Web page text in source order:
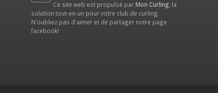
Ce site web est propulsé par Mon Curling, la
solution tout-en-un pour votre club de curling.
N'oubliez pas d'aimer et de partager notre page
facebook!